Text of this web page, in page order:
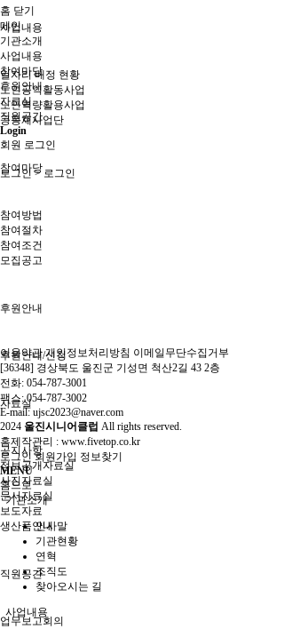
사업내용
일자리 배정 현황
노인공익활동사업
노인역량활용사업
공동체사업단
참여마당
참여방법
참여절차
참여조건
모집공고
후원안내
후원안내/신청
자료실
공지사항
정보공개자료실
사진자료실
문서자료실
보도자료
생산품안내
직원공간
업무보고회의
홈 닫기
메인
기관소개
사업내용
참여마당
후원안내
자료실
직원공간
Login
회원 로그인
로그인 > 로그인
이용약관 개인정보처리방침 이메일무단수집거부
[36348] 경상북도 울진군 기성면 척산2길 43 2층
전화: 054-787-3001
팩스: 054-787-3002
E-mail: ujsc2023@naver.com
2024 울진시니어클럽 All rights reserved.
홈제작관리 : www.fivetop.co.kr
로그인 회원가입 정보찾기
MENU
홈으로
기관소개
인사말
기관현황
연혁
조직도
찾아오시는 길
사업내용